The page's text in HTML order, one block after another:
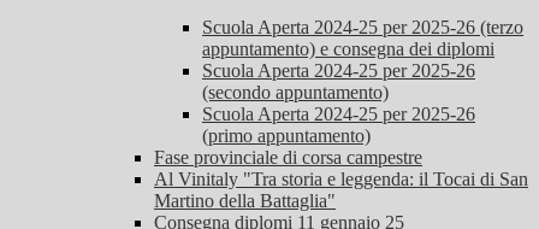
Scuola Aperta 2024-25 per 2025-26 (terzo
appuntamento) e consegna dei diplomi
Scuola Aperta 2024-25 per 2025-26
(secondo appuntamento)
Scuola Aperta 2024-25 per 2025-26
(primo appuntamento)
Fase provinciale di corsa campestre
Al Vinitaly "Tra storia e leggenda: il Tocai di San
Martino della Battaglia"
Consegna diplomi 11 gennaio 25